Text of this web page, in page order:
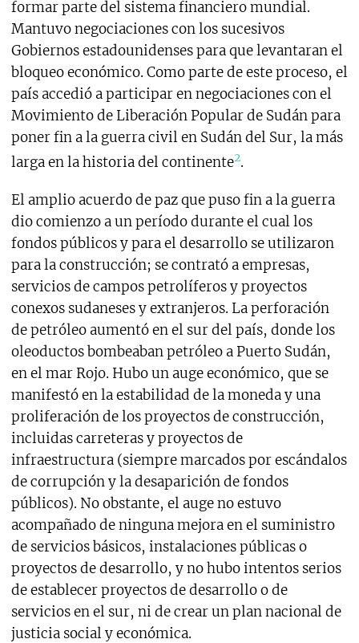
formar parte del sistema financiero mundial.
Mantuvo negociaciones con los sucesivos
Gobiernos estadounidenses para que levantaran el
bloqueo económico. Como parte de este proceso, el
país accedió a participar en negociaciones con el
Movimiento de Liberación Popular de Sudán para
poner fin a la guerra civil en Sudán del Sur, la más
larga en la historia del continente2.
El amplio acuerdo de paz que puso fin a la guerra
dio comienzo a un período durante el cual los
fondos públicos y para el desarrollo se utilizaron
para la construcción; se contrató a empresas,
servicios de campos petrolíferos y proyectos
conexos sudaneses y extranjeros. La perforación
de petróleo aumentó en el sur del país, donde los
oleoductos bombeaban petróleo a Puerto Sudán,
en el mar Rojo. Hubo un auge económico, que se
manifestó en la estabilidad de la moneda y una
proliferación de los proyectos de construcción,
incluidas carreteras y proyectos de
infraestructura (siempre marcados por escándalos
de corrupción y la desaparición de fondos
públicos). No obstante, el auge no estuvo
acompañado de ninguna mejora en el suministro
de servicios básicos, instalaciones públicas o
proyectos de desarrollo, y no hubo intentos serios
de establecer proyectos de desarrollo o de
servicios en el sur, ni de crear un plan nacional de
justicia social y económica.